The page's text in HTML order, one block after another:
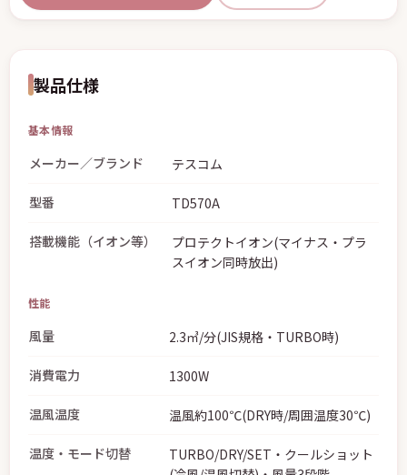
製品仕様
基本情報
メーカー／ブランド テスコム
型番 TD570A
搭載機能（イオン等）
プロテクトイオン(マイナス・プラ
スイオン同時放出)
性能
風量 2.3㎥/分(JIS規格・TURBO時)
消費電力 1300W
温風温度 温風約100℃(DRY時/周囲温度30℃)
温度・モード切替
TURBO/DRY/SET・クールショット
(冷風/温風切替)・風量3段階